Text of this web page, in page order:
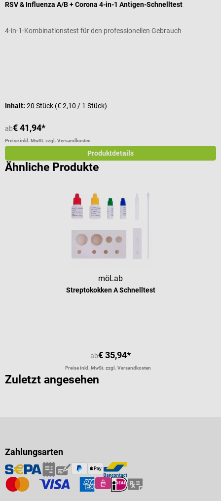
RSV & Influenza A/B + Corona 4-in-1 Antigen-Schnelltest
4-in-1-Kombinationstest für den professionellen Gebrauch
Inhalt: 20 Stück (€ 2,10 / 1 Stück)
ab€ 41,94*
Preise inkl. MwSt. zzgl. Versandkosten
Produktdetails
Ähnliche Produkte
möLab
Streptokokken A Schnelltest
ab€ 35,94*
Preise inkl. MwSt. zzgl. Versandkosten
Zuletzt angesehen
Zahlungsarten